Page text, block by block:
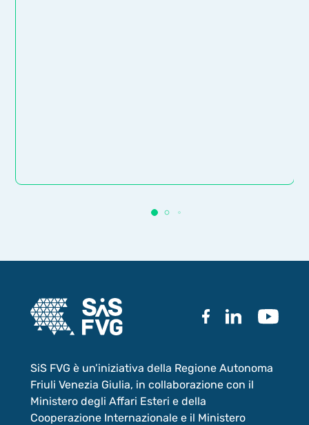
SiS FVG è un’iniziativa della Regione Autonoma
Friuli Venezia Giulia, in collaborazione con il
Ministero degli Affari Esteri e della
Cooperazione Internazionale e il Ministero